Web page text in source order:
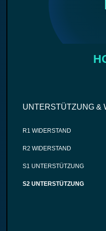
UNTERSTÜTZUNG &
R1 WIDERSTAND
R2 WIDERSTAND
S1 UNTERSTÜTZUNG
S2 UNTERSTÜTZUNG